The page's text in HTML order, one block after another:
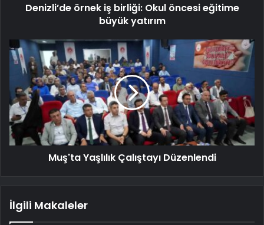
Denizli’de örnek iş birliği: Okul öncesi eğitime
büyük yatırım
Muş'ta Yaşlılık Çalıştayı Düzenlendi
İlgili Makaleler